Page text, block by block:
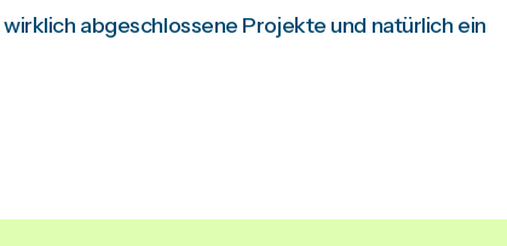
abgeschlossene Projekte und natürlich ein